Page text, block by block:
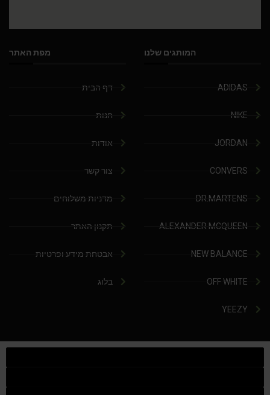
המותגים שלנו
ADIDAS
NIKE
JORDAN
CONVERS
DR.MARTENS
ALEXANDER MCQUEEN
NEW BALANCE
OFF WHITE
YEEZY
מפת האתר
דף הבית
חנות
אודות
צור קשר
מדניות משלוחים
תקנון האתר
אבטחת מידע ופרטיות
בלוג